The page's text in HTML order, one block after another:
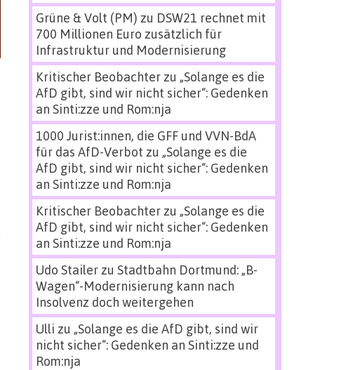
Grüne & Volt (PM) zu DSW21 rechnet mit
700 Millionen Euro zusätzlich für
Infrastruktur und Modernisierung
Kritischer Beobachterzu „Solange es die
AfD gibt, sind wir nicht sicher“: Gedenken
an Sinti:zze und Rom:nja
1000 Jurist:innen, die GFF und VVN-BdA
für das AfD-Verbot zu „Solange es die
AfD gibt, sind wir nicht sicher“: Gedenken
an Sinti:zze und Rom:nja
Kritischer Beobachterzu „Solange es die
AfD gibt, sind wir nicht sicher“: Gedenken
an Sinti:zze und Rom:nja
Udo Stailerzu Stadtbahn Dortmund: „B-
Wagen“-Modernisierung kann nach
Insolvenz doch weitergehen
Ulli zu „Solange es die AfD gibt, sind wir
nicht sicher“: Gedenken an Sinti:zze und
Rom:nja